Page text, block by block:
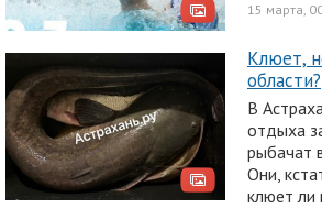
15 марта,
Клюет,
области?
В
отдыха
рыбачат
Они,
клюет ли